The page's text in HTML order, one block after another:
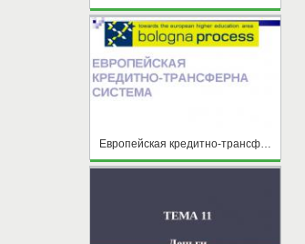
Европейская кредитно-трансферна система